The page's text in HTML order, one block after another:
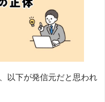
以下が発信元だと思われ